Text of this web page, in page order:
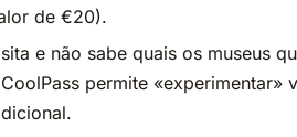
de €20).
e não sabe quais os museus
permite «experimentar»